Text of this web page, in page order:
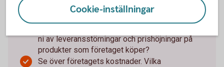
Stresstesta företagets ekonomi. Vad händer
ni av leveransstörningar och prishöjningar på
produkter som företaget köper?
Se över företagets kostnader. Vilka
Cookie-inställningar